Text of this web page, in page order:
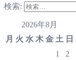
検索:
2026年8月
月 火 水 木 金 土 日
1
2